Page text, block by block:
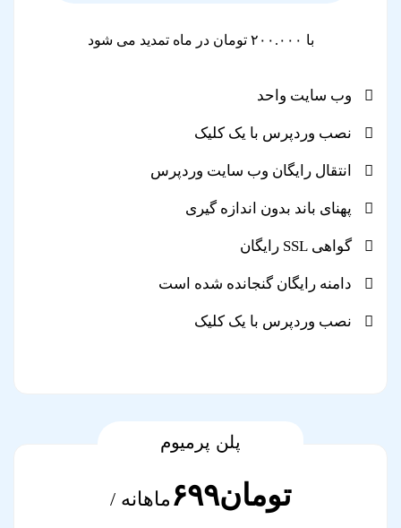
با ۲۰۰.۰۰۰ تومان در ماه تمدید می شود
وب سایت واحد
نصب وردپرس با یک کلیک
انتقال رایگان وب سایت وردپرس
پهنای باند بدون اندازه گیری
گواهی SSL رایگان
دامنه رایگان گنجانده شده است
نصب وردپرس با یک کلیک
پلن پرمیوم
تومان۶۹۹ ماهانه /